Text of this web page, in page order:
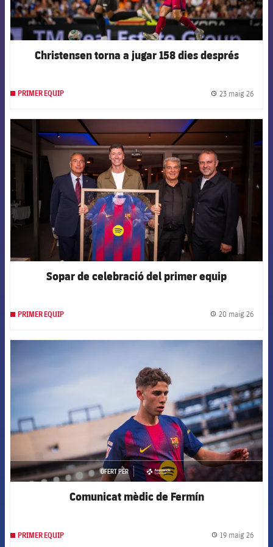
Christensen torna a jugar 158 dies després
PRIMER EQUIP 23 maig 26
FCB Barcelona badge
Sopar de celebració del primer equip
PRIMER EQUIP 20 maig 26
OFERT PER
asistencia
Comunicat mèdic de Fermín
PRIMER EQUIP 19 maig 26